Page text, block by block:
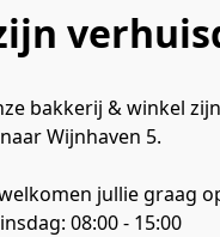
bakkerij & winkel
naar Wijnhaven 5.
jullie graag
08:00 - 15:00